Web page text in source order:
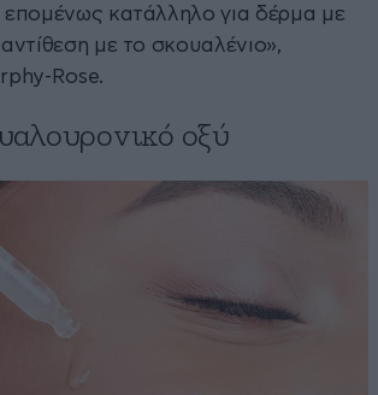
επομένως κατάλληλο για δέρμα με
με το σκουαλένιο»,
Rose.
οξύ